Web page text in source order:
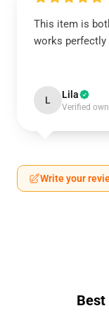
This item is
works perfectly
L Lila
Verified
Write your